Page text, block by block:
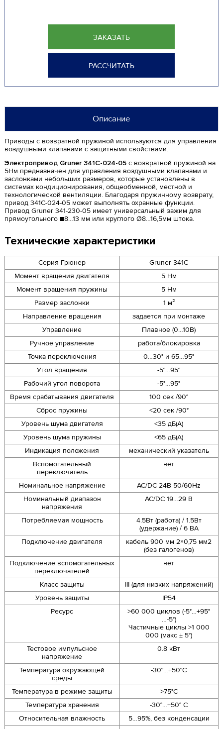
ЗАКАЗАТЬ
РАССЧИТАТЬ
Описание
Приводы с возвратной пружиной используются для управления
воздушными клапанами с защитными свойствами.
Электропривод Gruner 341C-024-05с возвратной пружиной на
5Нм предназначен для управления воздушными клапанами и
заслонками небольших размеров, которые установлены в
системах кондиционирования, общеобменной, местной и
технологической вентиляции. Благодаря пружинному возврату,
привод 341C-024-05 может выполнять охранные функции.
Привод Gruner 341-230-05 имеет универсальный зажим для
прямоугольного ■8…13 мм или круглого Ø8…16,5мм штока.
Технические характеристики
Серия Грюнер
Gruner 341C
Момент вращения двигателя
5 Нм
Момент вращения пружины
5 Нм
Размер заслонки
1 м²
Направление вращения
задается при монтаже
Управление
Плавное (0…10В)
Ручное управление
работа/блокировка
Точка переключения
0…30° и 65…95°
Угол вращения
-5°…95°
Рабочий угол поворота
-5°…95°
Время срабатывания двигателя
100 сек /90°
Сброс пружины
<20 сек /90°
Уровень шума двигателя
<35 дБ(А)
Уровень шума пружины
<65 дБ(А)
Индикация положения
механический указатель
Вспомогательный
переключатель
нет
Номинальное напряжение
AC/DC 24В 50/60Hz
Номинальный диапазон
напряжения
AC/DC 19…29 В
Потребляемая мощность
4.5Вт (работа) / 1.5Вт
(удержание) / 6 ВА
Подключение двигателя
кабель 900 мм 2×0,75 мм2
(без галогенов)
Подключение вспомогательных
переключателей
нет
Класс защиты
III (для низких напряжений)
Уровень защиты
IP54
Ресурс
>60 000 циклов (-5°…+95°
…-5°)
Частичные циклы >1 000
000 (макс ± 5°)
Тестовое импульсное
напряжение
0.8 кВт
Температура окружающей
среды
-30°…+50°С
Температура в режиме защиты
>75°С
Температура хранения
-30°…+50° С
Относительная влажность
5…95%, без конденсации